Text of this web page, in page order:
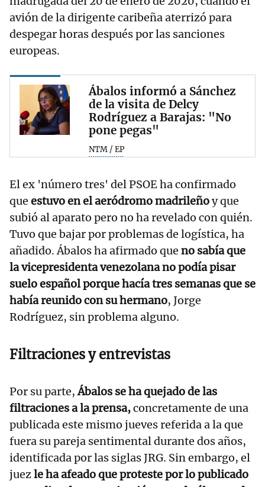
avión de la dirigente caribeña aterrizó para
despegar horas después por las sanciones
europeas.
Ábalos informó a Sánchez
de la visita de Delcy
Rodríguez a Barajas: "No
pone pegas"
NTM / EP
El ex 'número tres' del PSOE ha confirmado
que estuvo en el aeródromo madrileñoy que
subió al aparato pero no ha revelado con quién.
Tuvo que bajar por problemas de logística, ha
añadido. Ábalos ha afirmado que no sabía que
la vicepresidenta venezolana no podía pisar
suelo español porque hacía tres semanas que se
había reunido con su hermano, Jorge
Rodríguez, sin problema alguno.
Filtraciones y entrevistas
Por su parte,Ábalos se ha quejado de las
filtraciones a la prensa,concretamente de una
publicada este mismo jueves referida a la que
fuera su pareja sentimental durante dos años,
identificada por las siglas JRG. Sin embargo, el
juezle ha afeado que proteste por lo publicado